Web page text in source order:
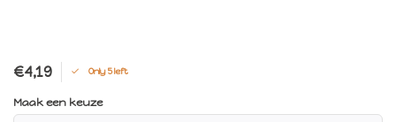
€4,19 Only 5 left
Maak een keuze